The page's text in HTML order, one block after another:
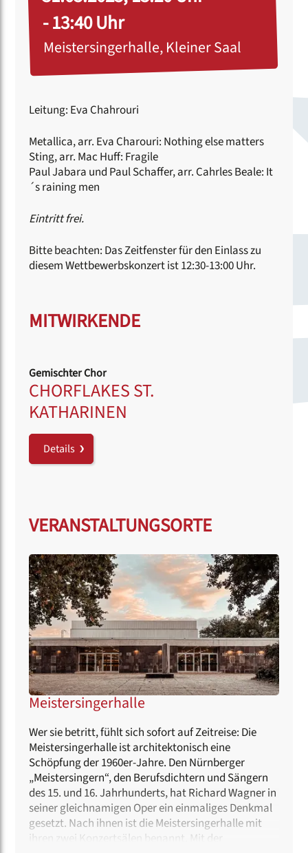
- 13:40 Uhr
Meistersingerhalle, Kleiner Saal
Leitung: Eva Chahrouri
Metallica, arr. Eva Charouri: Nothing else matters
Sting, arr. Mac Huff: Fragile
Paul Jabara und Paul Schaffer, arr. Cahrles Beale: It
´s raining men
Eintritt frei.
Bitte beachten: Das Zeitfenster für den Einlass zu
diesem Wettbewerbskonzert ist 12:30-13:00 Uhr.
MITWIRKENDE
Gemischter Chor
CHORFLAKES ST.
KATHARINEN
Details
VERANSTALTUNGSORTE
Meistersingerhalle
Wer sie betritt, fühlt sich sofort auf Zeitreise: Die
Meistersingerhalle ist architektonisch eine
Schöpfung der 1960er-Jahre. Den Nürnberger
„Meistersingern“, den Berufsdichtern und Sängern
des 15. und 16. Jahrhunderts, hat Richard Wagner in
seiner gleichnamigen Oper ein einmaliges Denkmal
gesetzt. Nach ihnen ist die Meistersingerhalle mit
ihren zwei Konzertsälen benannt. Mit der